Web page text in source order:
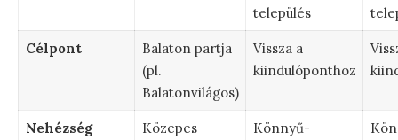
település
Célpont
Balaton partja
(pl.
Balatonvilágos)
Vissza a
kiindulóponthoz
Nehézség
Közepes
Könnyű-